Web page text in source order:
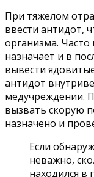
При тяжелом
ввести антидот,
организма.
назначает и в
вывести
антидот
медучреждении.
вызвать скорую
назначено и
Если
неважно,
находился